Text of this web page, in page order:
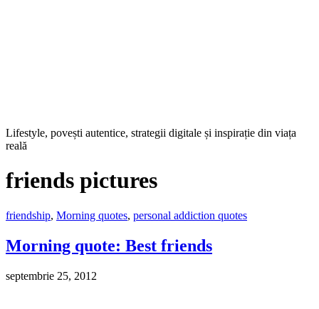
Lifestyle, povești autentice, strategii digitale și inspirație din viața
reală
friends pictures
friendship, Morning quotes, personal addiction quotes
Morning quote: Best friends
septembrie 25, 2012